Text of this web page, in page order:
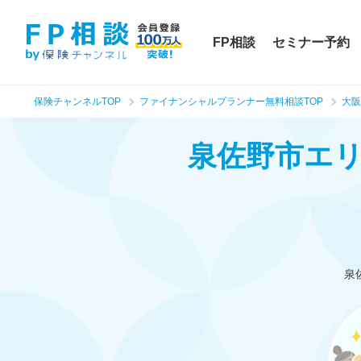
FP相談 セミナー予約
保険チャンネルTOP ファイナンシャルプランナー無料相談TOP 大
泉佐野市エ
泉